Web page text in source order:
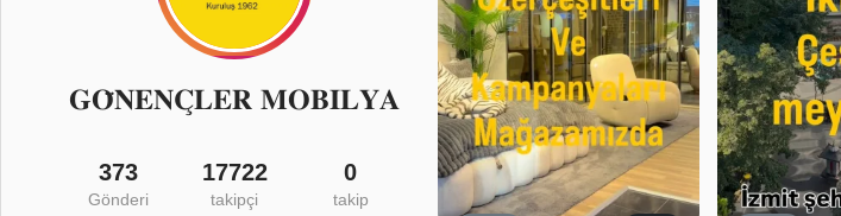
𝐆𝐎̈𝐍𝐄𝐍𝐂̧𝐋𝐄𝐑 𝐌𝐎𝐁𝐈̇𝐋𝐘𝐀
373
Gönderi
17722
takipçi
0
takip